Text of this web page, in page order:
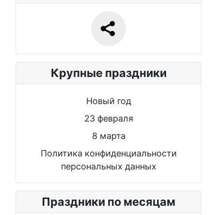
Крупные праздники
Новый год
23 февраля
8 марта
Политика конфиденциальности
персональных данных
Праздники по месяцам